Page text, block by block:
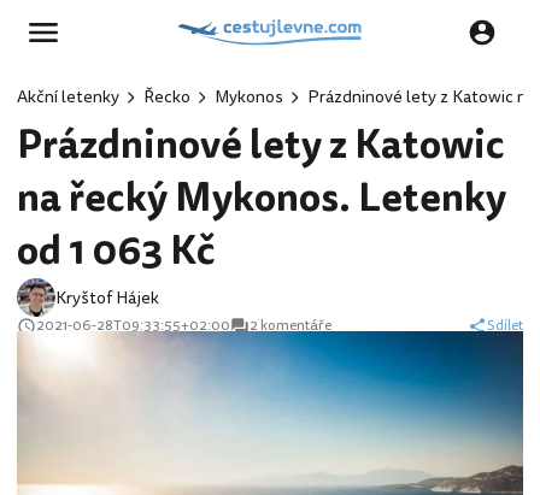
Akční letenky Řecko Mykonos Prázdninové lety z Katowic
Prázdninové lety z Katowic
na řecký Mykonos. Letenky
od 1 063 Kč
Kryštof Hájek
2021-06-28T09:33:55+02:00 2 komentáře Sdílet